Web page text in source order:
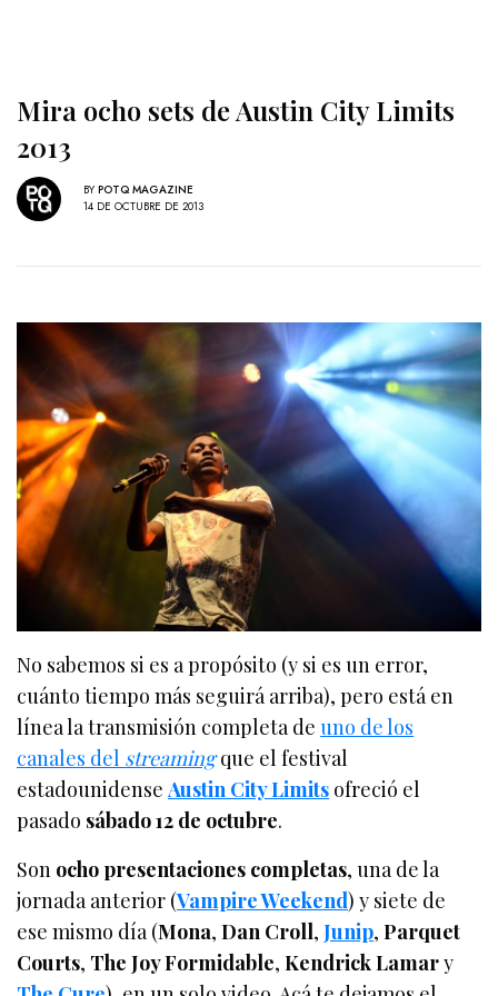
Mira ocho sets de Austin City Limits
2013
BY POTQ MAGAZINE
14 DE OCTUBRE DE 2013
No sabemos si es a propósito (y si es un error,
cuánto tiempo más seguirá arriba), pero está en
línea la transmisión completa deuno de los
canales del streamingque el festival
estadounidenseAustin City Limits ofreció el
pasado sábado 12 de octubre.
Son ocho presentaciones completas, una de la
jornada anterior (Vampire Weekend) y siete de
ese mismo día (Mona,Dan Croll,Junip,Parquet
Courts, The Joy Formidable,Kendrick Lamary